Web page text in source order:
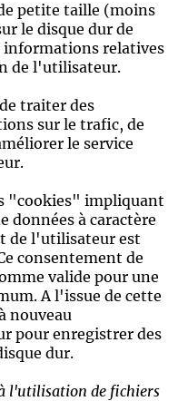
petite taille (moins
le disque dur de
relatives
de l'utilisateur.
traiter des
sur le trafic, de
le service
"cookies" impliquant
données à caractère
de l'utilisateur est
consentement de
valide pour une
A l'issue de cette
nouveau
pour enregistrer des
dur.
l'utilisation de fichiers